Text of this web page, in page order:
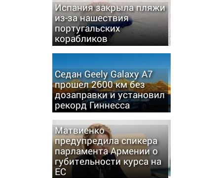
Испания закрыла пляжи
из-за нашествия
португальских
корабликов
Седан Geely Galaxy A7
прошел 2600 км без
дозаправки и установил
рекорд Гиннесса
Матвиенко
предупредила спикера
парламента Армении о
губительности курса на
ЕС